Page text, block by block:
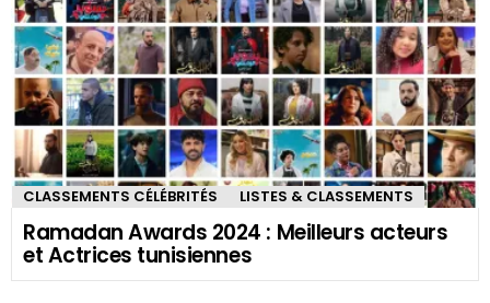
CLASSEMENTS CÉLÉBRITÉS LISTES & CLASSEMENTS
Ramadan Awards 2024 : Meilleurs acteurs
et Actrices tunisiennes